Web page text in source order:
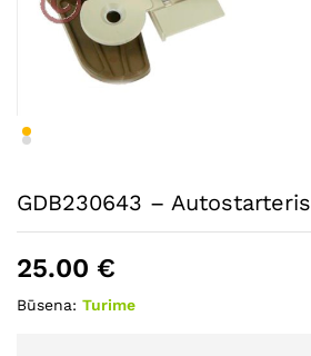
GDB230643 – Autostarteris
25.00 €
Būsena: Turime